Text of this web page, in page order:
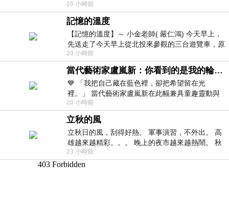
Starring Monica Barbaro
20 小時前
記憶的溫度
【記憶的溫度】～ 小金老師( 嚴仁鴻) 今天早上，
先送走了今天早上從北投來參觀的三台遊覽車，原
以為展場已經差不多要安靜下來，卻發
20 小時前
當代藝術家盧嵐新：你看到的是我的輪廓，還是你的故事？——藏在藍色裡的希望與光
💙 「我把自己藏在藍色裡，卻把希望留在光
裡。」 當代藝術家盧嵐新在此幅兼具童趣靈動與
抽象韻味的新作中，用湛藍的羽翼般色塊包覆著
20 小時前
立秋的風
立秋日的風，刮得好熱。 軍事演習，不外出。 高
雄越來越精彩。。。 晚上的夜市越來越熱鬧。 秋
天的風刮得很熱 夜遊消暑熱。。。
23 小時前